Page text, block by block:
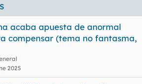
acaba apuesta de anormal
compensar (tema no fantasma,
2025